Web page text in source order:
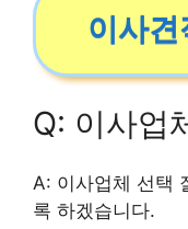
이사견
Q: 이사업
A: 이사업체 선택
록 하겠습니다.